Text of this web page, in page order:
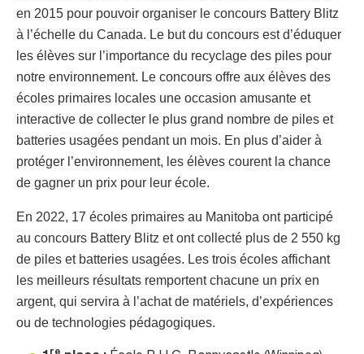
en 2015 pour pouvoir organiser le concours Battery Blitz
à l’échelle du Canada. Le but du concours est d’éduquer
les élèves sur l’importance du recyclage des piles pour
notre environnement. Le concours offre aux élèves des
écoles primaires locales une occasion amusante et
interactive de collecter le plus grand nombre de piles et
batteries usagées pendant un mois. En plus d’aider à
protéger l’environnement, les élèves courent la chance
de gagner un prix pour leur école.
En 2022, 17 écoles primaires au Manitoba ont participé
au concours Battery Blitz et ont collecté plus de 2 550 kg
de piles et batteries usagées. Les trois écoles affichant
les meilleurs résultats remportent chacune un prix en
argent, qui servira à l’achat de matériels, d’expériences
ou de technologies pédagogiques.
re